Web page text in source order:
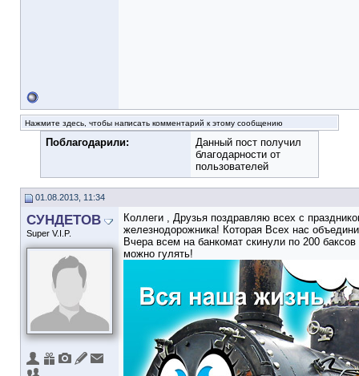
Нажмите здесь, чтобы написать комментарий к этому сообщению
Поблагодарили:
Данный пост получил
благодарности от
пользователей
01.08.2013, 11:34
СУНДЕТОВ
Super V.I.P.
Коллеги , Друзья поздравляю всех с
железнодорожника! Которая Всех нас
Вчера всем на банкомат скинули по 200
можно гулять!